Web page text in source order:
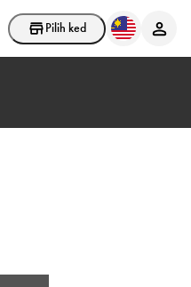
Pilih kedai